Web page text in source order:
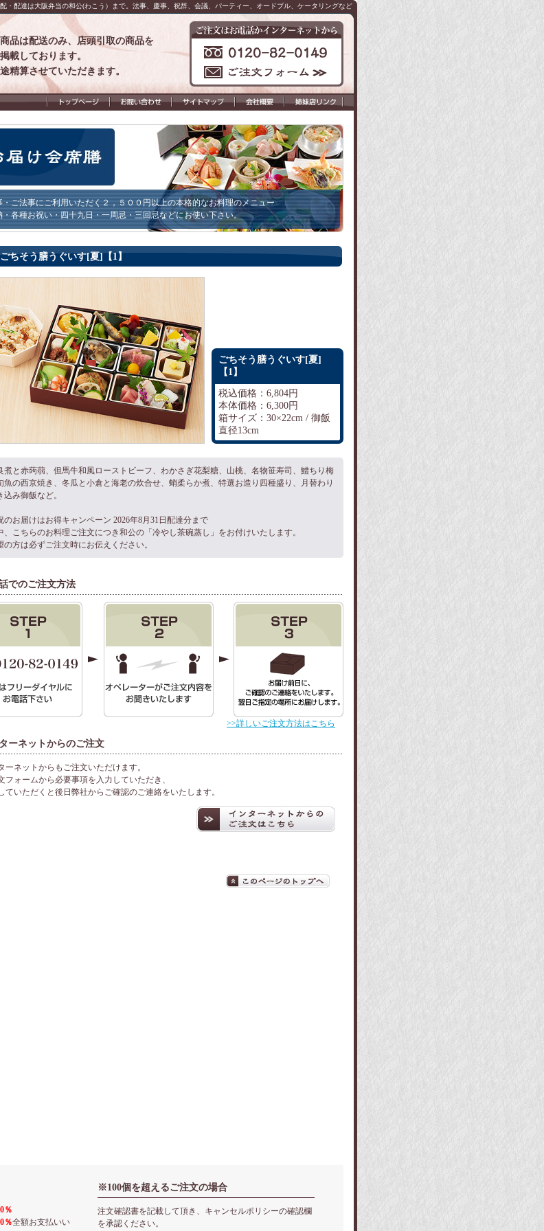
・配達は大阪弁当の和公(わこう）まで。法事、慶事、祝辞、会議、パーティー、オードブル、ケータリングなど
品は配送のみ、店頭引取の商品を
載しております。
精算させていただきます。
・ご法事にご利用いただく２，５００円以上の本格的なお料理のメニュー
・各種お祝い・四十九日・一周忌・三回忌などにお使い下さい。
ごちそう膳うぐいす[夏]【1】
ごちそう膳うぐいす[夏]
【1】
税込価格：6,804円
本体価格：6,300円
箱サイズ：30×22cm / 御飯
直径13cm
煮と赤蒟蒻、但馬牛和風ローストビーフ、わかさぎ花梨糖、山桃、名物笹寿司、鱧ちり梅
魚の西京焼き、冬瓜と小倉と海老の炊合せ、蛸柔らか煮、特選お造り四種盛り、月替わり
込み御飯など。
のお届けはお得キャンペーン 2026年8月31日配達分まで
、こちらのお料理ご注文につき和公の「冷やし茶碗蒸し」をお付けいたします。
の方は必ずご注文時にお伝えください。
でのご注文方法
>>詳しいご注文方法はこちら
ーネットからのご注文
ーネットからもご注文いただけます。
フォームから必要事項を入力していただき、
ていただくと後日弊社からご確認のご連絡をいたします。
％
％全額お支払いい
※100個を超えるご注文の場合
注文確認書を記載して頂き、キャンセルポリシーの確認欄
を承認ください。